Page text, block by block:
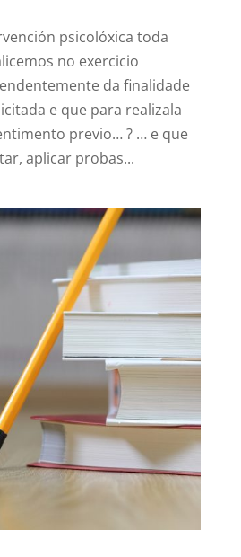
psicolóxica toda
no exercicio
da finalidade
e que para realizala
previo… ? … e que
aplicar probas...